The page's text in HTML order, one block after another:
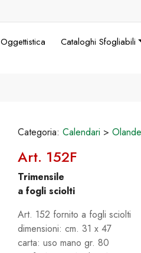
Oggettistica Cataloghi Sfogliabili
Categoria: Calendari >
Art. 152F
Trimensile
a fogli sciolti
Art. 152 fornito a fogli sciolti
dimensioni: cm. 31 x 47
carta: uso mano gr. 80